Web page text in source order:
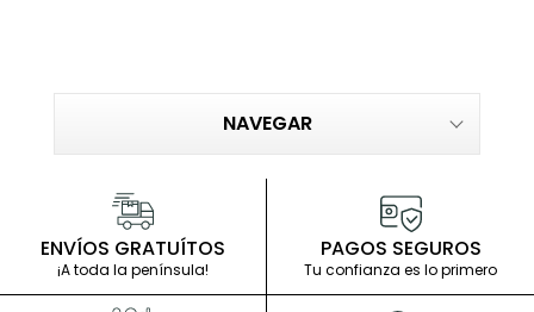
NAVEGAR
ENVÍOS GRATUÍTOS
¡A toda la península!
PAGOS SEGUROS
Tu confianza es lo primero